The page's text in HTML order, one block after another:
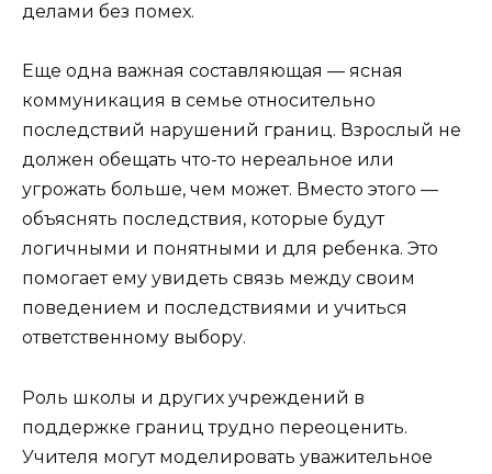
делами без помех.
Еще одна важная составляющая — ясная
коммуникация в семье относительно
последствий нарушений границ. Взрослый не
должен обещать что-то нереальное или
угрожать больше, чем может. Вместо этого —
объяснять последствия, которые будут
логичными и понятными и для ребенка. Это
помогает ему увидеть связь между своим
поведением и последствиями и учиться
ответственному выбору.
Роль школы и других учреждений в
поддержке границ трудно переоценить.
Учителя могут моделировать уважительное